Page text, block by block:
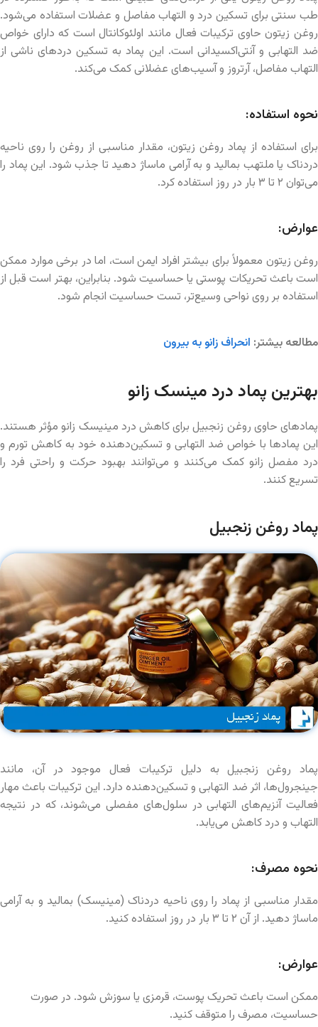
طب سنتی برای تسکین درد و التهاب مفاصل و عضلات استفاده می‌شود.
روغن زیتون حاوی ترکیبات فعال مانند اولئوکانتال است که دارای خواص
ضد التهابی و آنتی‌اکسیدانی است. این پماد به تسکین دردهای ناشی از
التهاب مفاصل، آرتروز و آسیب‌های عضلانی کمک می‌کند.
نحوه استفاده:
برای استفاده از پماد روغن زیتون، مقدار مناسبی از روغن را روی ناحیه
دردناک یا ملتهب بمالید و به آرامی ماساژ دهید تا جذب شود. این پماد را
می‌توان ۲ تا ۳ بار در روز استفاده کرد.
عوارض:
روغن زیتون معمولاً برای بیشتر افراد ایمن است، اما در برخی موارد ممکن
است باعث تحریکات پوستی یا حساسیت شود. بنابراین، بهتر است قبل از
استفاده بر روی نواحی وسیع‌تر، تست حساسیت انجام شود.
مطالعه بیشتر: انحراف زانو به بیرون
بهترین پماد درد مینسک زانو
پمادهای حاوی روغن زنجبیل برای کاهش درد مینیسک زانو مؤثر هستند.
این پمادها با خواص ضد التهابی و تسکین‌دهنده خود به کاهش تورم و
درد مفصل زانو کمک می‌کنند و می‌توانند بهبود حرکت و راحتی فرد را
تسریع کنند.
پماد روغن زنجبیل
پماد روغن زنجبیل به دلیل ترکیبات فعال موجود در آن، مانند
جینجرول‌ها، اثر ضد التهابی و تسکین‌دهنده دارد. این ترکیبات باعث مهار
فعالیت آنزیم‌های التهابی در سلول‌های مفصلی می‌شوند، که در نتیجه
التهاب و درد کاهش می‌یابد.
نحوه مصرف:
مقدار مناسبی از پماد را روی ناحیه دردناک (مینیسک) بمالید و به آرامی
ماساژ دهید. از آن ۲ تا ۳ بار در روز استفاده کنید.
عوارض:
ممکن است باعث تحریک پوست، قرمزی یا سوزش شود. در صورت
حساسیت، مصرف را متوقف کنید.